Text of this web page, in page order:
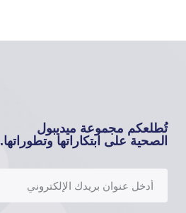
تُطلعكم مجموعة ميديبول
الصحية على ابتكاراتها وتطوراتها.